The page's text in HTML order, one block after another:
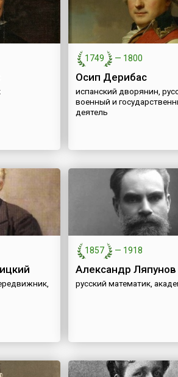
1749 — 1800
Осип Дерибас
испанский дворянин,
военный и
деятель
1857 — 1918
Александр Ляпунов
русский математик,